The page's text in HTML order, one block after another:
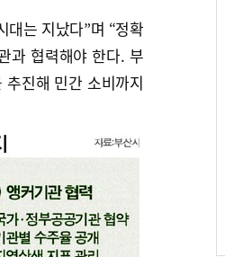
대는 지났다”며 “정확
과 협력해야 한다. 부
진해 민간 소비까지